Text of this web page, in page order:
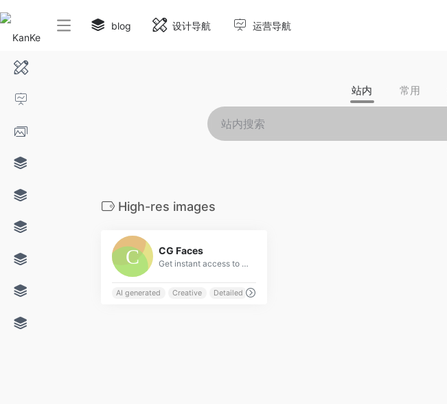
blog 设计导航 运营导航
站内 常用
High-res images
CG Faces
Get instant access to a diverse range of lifelike and highly detailed images. Download our collection in super sharp high resolution files for your creative projects.
AI generated Creative Detailed Digital imagery